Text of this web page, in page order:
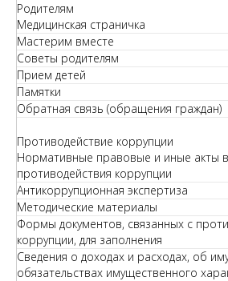
Родителям
Медицинская страничка
Мастерим вместе
Советы родителям
Прием детей
Памятки
Обратная связь (обращения граждан)
Противодействие коррупции
Нормативные правовые и иные акты
противодействия коррупции
Антикоррупционная экспертиза
Методические материалы
Формы документов, связанных с
коррупции, для заполнения
Сведения о доходах и расходах, об
обязательствах имущественного